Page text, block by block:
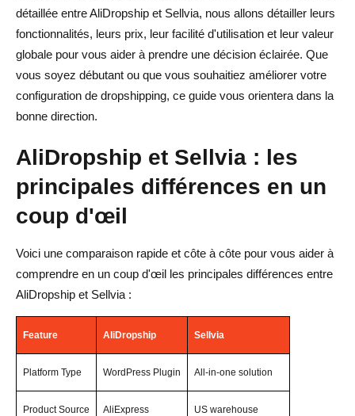
détaillée entre AliDropship et Sellvia, nous allons détailler leurs
fonctionnalités, leurs prix, leur facilité d'utilisation et leur valeur
globale pour vous aider à prendre une décision éclairée. Que
vous soyez débutant ou que vous souhaitiez améliorer votre
configuration de dropshipping, ce guide vous orientera dans la
bonne direction.
AliDropship et Sellvia : les
principales différences en un
coup d'œil
Voici une comparaison rapide et côte à côte pour vous aider à
comprendre en un coup d'œil les principales différences entre
AliDropship et Sellvia :
Feature AliDropship Sellvia
Platform Type WordPress Plugin All-in-one solution
Product Source AliExpress US warehouse